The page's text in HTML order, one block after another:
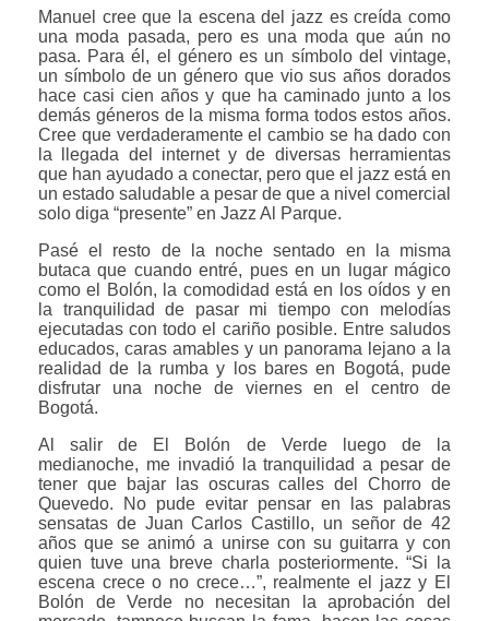
Manuel cree que la escena del jazz es creída como
una moda pasada, pero es una moda que aún no
pasa. Para él, el género es un símbolo del vintage,
un símbolo de un género que vio sus años dorados
hace casi cien años y que ha caminado junto a los
demás géneros de la misma forma todos estos años.
Cree que verdaderamente el cambio se ha dado con
la llegada del internet y de diversas herramientas
que han ayudado a conectar, pero que el jazz está en
un estado saludable a pesar de que a nivel comercial
solo diga “presente” en Jazz Al Parque.
Pasé el resto de la noche sentado en la misma
butaca que cuando entré, pues en un lugar mágico
como el Bolón, la comodidad está en los oídos y en
la tranquilidad de pasar mi tiempo con melodías
ejecutadas con todo el cariño posible. Entre saludos
educados, caras amables y un panorama lejano a la
realidad de la rumba y los bares en Bogotá, pude
disfrutar una noche de viernes en el centro de
Bogotá.
Al salir de El Bolón de Verde luego de la
medianoche, me invadió la tranquilidad a pesar de
tener que bajar las oscuras calles del Chorro de
Quevedo. No pude evitar pensar en las palabras
sensatas de Juan Carlos Castillo, un señor de 42
años que se animó a unirse con su guitarra y con
quien tuve una breve charla posteriormente. “Si la
escena crece o no crece…”, realmente el jazz y El
Bolón de Verde no necesitan la aprobación del